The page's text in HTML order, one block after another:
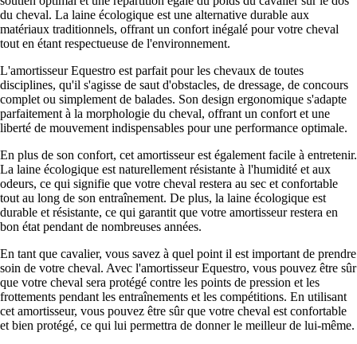
du cheval. La laine écologique est une alternative durable aux
matériaux traditionnels, offrant un confort inégalé pour votre cheval
tout en étant respectueuse de l'environnement.
L'amortisseur Equestro est parfait pour les chevaux de toutes
disciplines, qu'il s'agisse de saut d'obstacles, de dressage, de concours
complet ou simplement de balades. Son design ergonomique s'adapte
parfaitement à la morphologie du cheval, offrant un confort et une
liberté de mouvement indispensables pour une performance optimale.
En plus de son confort, cet amortisseur est également facile à entretenir.
La laine écologique est naturellement résistante à l'humidité et aux
odeurs, ce qui signifie que votre cheval restera au sec et confortable
tout au long de son entraînement. De plus, la laine écologique est
durable et résistante, ce qui garantit que votre amortisseur restera en
bon état pendant de nombreuses années.
En tant que cavalier, vous savez à quel point il est important de prendre
soin de votre cheval. Avec l'amortisseur Equestro, vous pouvez être sûr
que votre cheval sera protégé contre les points de pression et les
frottements pendant les entraînements et les compétitions. En utilisant
cet amortisseur, vous pouvez être sûr que votre cheval est confortable
et bien protégé, ce qui lui permettra de donner le meilleur de lui-même.